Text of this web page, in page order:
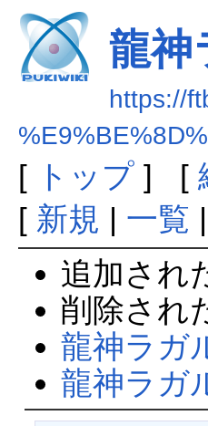
龍神
https://
[ トップ] [
[ 新規 | 一覧 |
追加され
削除され
龍神ラガ
龍神ラガ